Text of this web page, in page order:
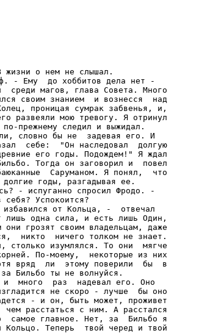
о нем не слышал.
- Ему  до хоббитов дела нет -
магов, глава Совета. Много
своим знанием  и вознесся  над
проницая сумрак забвенья, и,
развеяли мою тревогу. Я отринул
прежнему следил и выжидал.
словно бы не  задевая его. И
себе:  "Он наследовал  долгую
его годы. Подождем!" Я ждал
Тогда он заговорил и  повел
Саруманом. Я понял,  что
годы, разгадывая ее.
- испуганно спросил Фродо. -
Успокоится?
от Кольца, -  отвечал
лишь одна сила, и есть лишь Один,
грозят своим владельцам, даже
никто  ничего толком не знает.
столько изумлялся. То они  мягче
По-моему,  некоторые из них
вряд  ли  этому поверили  бы  в
Бильбо ты не волнуйся.
и  много  раз  надевал его. Оно
не скоро - лучше  бы оно
- и он, быть может, проживет
расстаться с ним. А расстался
самое главное. Нет, за  Бильбо я
Теперь  твой черед и твой